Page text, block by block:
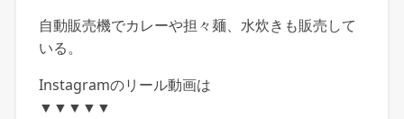
自動販売機でカレーや担々麺、水炊きも販売して
いる。
Instagramのリール動画は
▼▼▼▼▼